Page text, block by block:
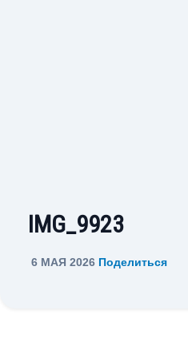
IMG_9923
6 МАЯ 2026 Поделиться